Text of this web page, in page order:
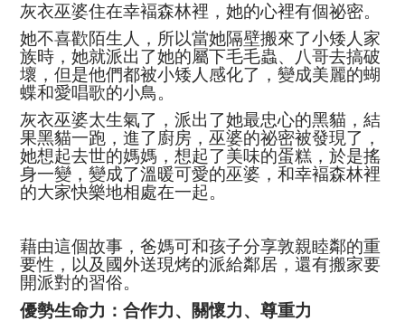
灰衣巫婆住在幸褔森林裡，她的心裡有個祕密。
她不喜歡陌生人，所以當她隔壁搬來了小矮人家
族時，她就派出了她的屬下毛毛蟲、八哥去搞破
壞，但是他們都被小矮人感化了，變成美麗的蝴
蝶和愛唱歌的小鳥。
灰衣巫婆太生氣了，派出了她最忠心的黑貓，結
果黑貓一跑，進了廚房，巫婆的祕密被發現了，
她想起去世的媽媽，想起了美味的蛋糕，於是搖
身一變，變成了溫暖可愛的巫婆，和幸褔森林裡
的大家快樂地相處在一起。
藉由這個故事，爸媽可和孩子分享敦親睦鄰的重
要性，以及國外送現烤的派給鄰居，還有搬家要
開派對的習俗。
優勢生命力：合作力、關懷力、尊重力